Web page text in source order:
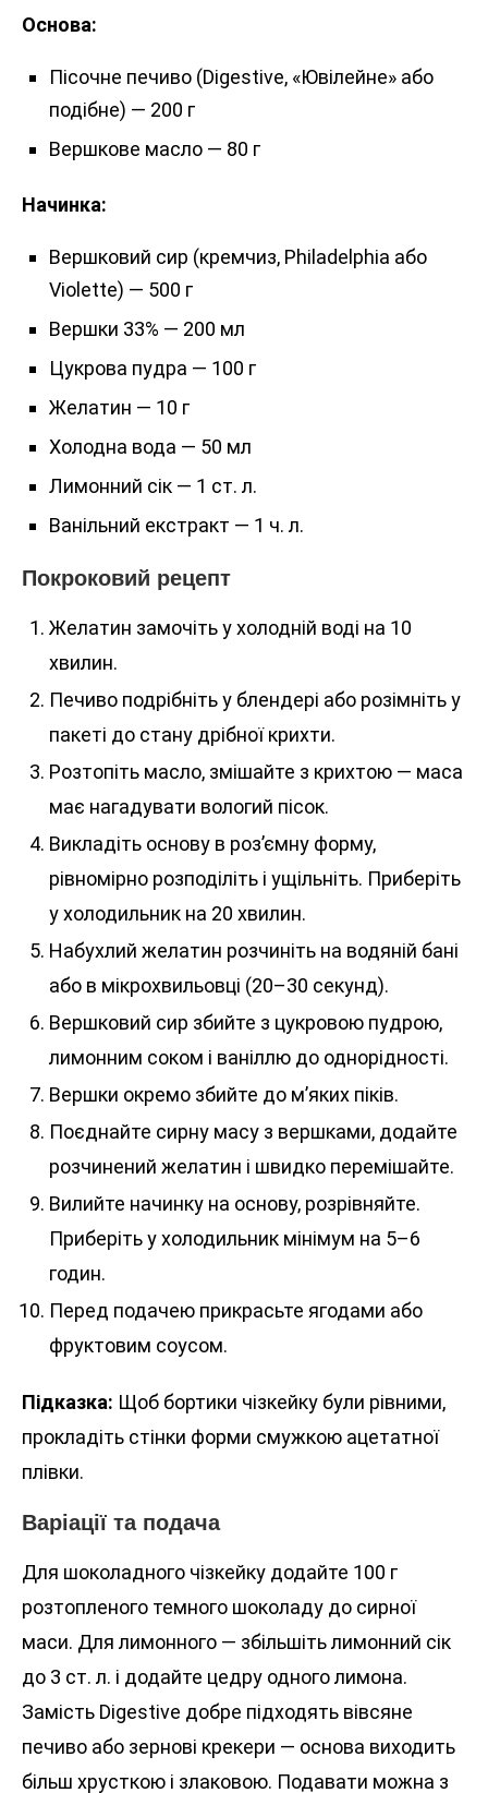
Основа:
Пісочне печиво (Digestive, «Ювілейне» або
подібне) — 200 г
Вершкове масло — 80 г
Начинка:
Вершковий сир (кремчиз, Philadelphia або
Violette) — 500 г
Вершки 33% — 200 мл
Цукрова пудра — 100 г
Желатин — 10 г
Холодна вода — 50 мл
Лимонний сік — 1 ст. л.
Ванільний екстракт — 1 ч. л.
Покроковий рецепт
Желатин замочіть у холодній воді на 10
хвилин.
Печиво подрібніть у блендері або розімніть у
пакеті до стану дрібної крихти.
Розтопіть масло, змішайте з крихтою — маса
має нагадувати вологий пісок.
Викладіть основу в роз’ємну форму,
рівномірно розподіліть і ущільніть. Приберіть
у холодильник на 20 хвилин.
Набухлий желатин розчиніть на водяній бані
або в мікрохвильовці (20–30 секунд).
Вершковий сир збийте з цукровою пудрою,
лимонним соком і ваніллю до однорідності.
Вершки окремо збийте до м’яких піків.
Поєднайте сирну масу з вершками, додайте
розчинений желатин і швидко перемішайте.
Вилийте начинку на основу, розрівняйте.
Приберіть у холодильник мінімум на 5–6
годин.
Перед подачею прикрасьте ягодами або
фруктовим соусом.
Підказка: Щоб бортики чізкейку були рівними,
прокладіть стінки форми смужкою ацетатної
плівки.
Варіації та подача
Для шоколадного чізкейку додайте 100 г
розтопленого темного шоколаду до сирної
маси. Для лимонного — збільшіть лимонний сік
до 3 ст. л. і додайте цедру одного лимона.
Замість Digestive добре підходять вівсяне
печиво або зернові крекери — основа виходить
більш хрусткою і злаковою. Подавати можна з